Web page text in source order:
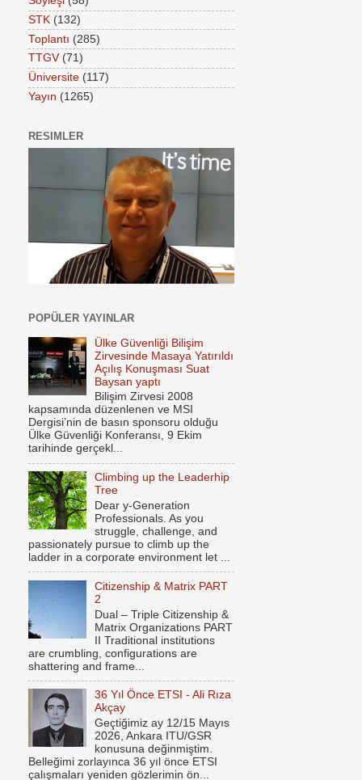
STK (132)
Toplantı (285)
TTGV (71)
Üniversite (117)
Yayın (1265)
RESIMLER
POPÜLER YAYINLAR
Ülke Güvenliği Bilişim
Zirvesinde Masaya Yatırıldı
Açılış Konuşması Suat
Baysan yaptı
Bilişim Zirvesi 2008
kapsamında düzenlenen ve MSI
Dergisi’nin de basın sponsoru olduğu
Ülke Güvenliği Konferansı, 9 Ekim
tarihinde gerçekl...
Climbing up the Leaderhip
Tree
Dear y-Generation
Professionals. As you
struggle, challenge, and
passionately pursue to climb up the
ladder in a corporate environment let ...
Citizenship & Matrix PART
2
Dual – Triple Citizenship &
Matrix Organizations PART
II Traditional institutions
are crumbling, configurations are
shattering and frame...
36 Yıl Önce ETSI - Ali Rıza
Akçay
Geçtiğimiz ay 12/15 Mayıs
2026, Ankara ITU/GSR
konusuna değinmiştim.
Belleğimi zorlayınca 36 yıl önce ETSI
çalışmaları yeniden gözlerimin ön...